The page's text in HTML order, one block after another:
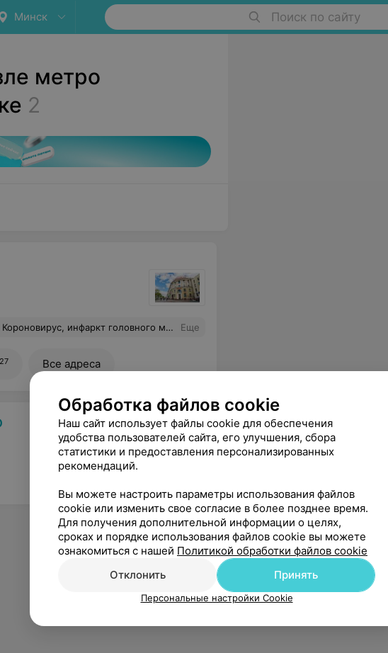
Минск Поиск по сайту
метро
2
С её помощью я научилась жить по-новому, так как мне сейчас доступно. Я изменила своё отношение у тому, что произошло - не за что, а для чего ..... Еще
Все адреса
Обработка файлов cookie
Наш сайт использует файлы cookie для обеспечения
удобства пользователей сайта, его улучшения, сбора
статистики и предоставления персонализированных
рекомендаций.
Вы можете настроить параметры использования файлов
cookie или изменить свое согласие в более позднее время.
Для получения дополнительной информации о целях,
сроках и порядке использования файлов cookie вы можете
ознакомиться с нашей Политикой обработки файлов cookie
Отклонить
Принять
Персональные настройки Cookie